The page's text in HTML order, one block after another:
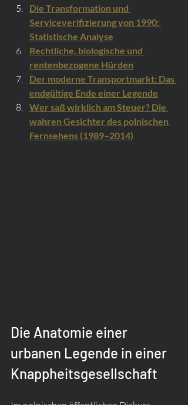
Die Transformation und
Serviceverifizierung von 1990:
Statistische Analyse
Rechtliche, biologische und
rentenbezogene Hürden
Der moderne Transportmarkt: Das
endgültige Ende einer Legende
Wer saß wirklich am Steuer? Die
wahren Gesichter des polnischen
Fernsehens (1989–2014)
Die Anatomie einer
urbanen Legende in einer
Knappheitsgesellschaft